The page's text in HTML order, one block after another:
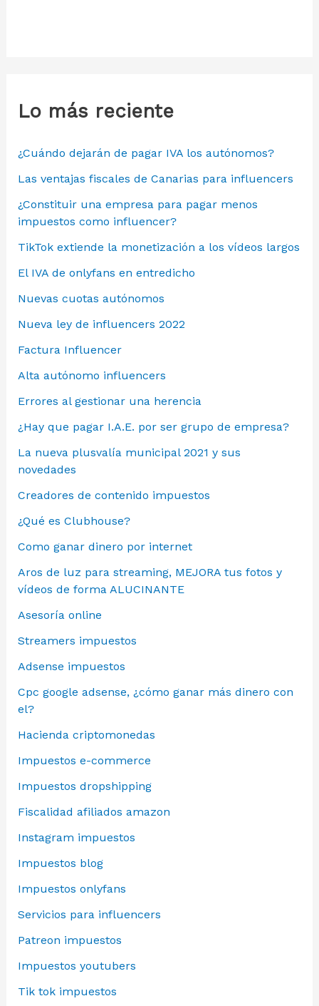
Lo más reciente
¿Cuándo dejarán de pagar IVA los autónomos?
Las ventajas fiscales de Canarias para influencers
¿Constituir una empresa para pagar menos
impuestos como influencer?
TikTok extiende la monetización a los vídeos largos
El IVA de onlyfans en entredicho
Nuevas cuotas autónomos
Nueva ley de influencers 2022
Factura Influencer
Alta autónomo influencers
Errores al gestionar una herencia
¿Hay que pagar I.A.E. por ser grupo de empresa?
La nueva plusvalía municipal 2021 y sus
novedades
Creadores de contenido impuestos
¿Qué es Clubhouse?
Como ganar dinero por internet
Aros de luz para streaming, MEJORA tus fotos y
vídeos de forma ALUCINANTE
Asesoría online
Streamers impuestos
Adsense impuestos
Cpc google adsense, ¿cómo ganar más dinero con
el?
Hacienda criptomonedas
Impuestos e-commerce
Impuestos dropshipping
Fiscalidad afiliados amazon
Instagram impuestos
Impuestos blog
Impuestos onlyfans
Servicios para influencers
Patreon impuestos
Impuestos youtubers
Tik tok impuestos